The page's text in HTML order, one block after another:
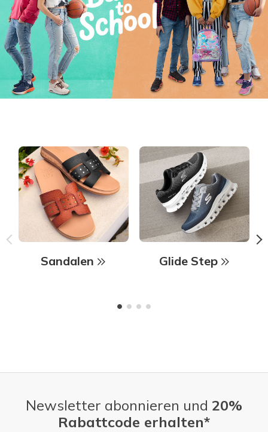
Sandalen Glide Step
Newsletter abonnieren und 20%
Rabattcode erhalten*